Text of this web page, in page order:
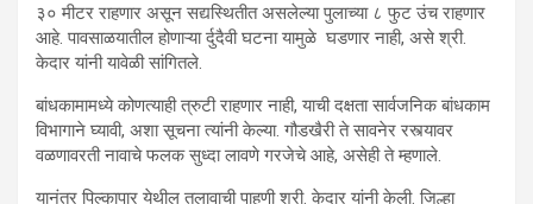
३० मीटर राहणार असून सद्यस्थितीत असलेल्या पुलाच्या ८ फुट उंच राहणार
आहे. पावसाळयातील होणाऱ्या र्दुदैवी घटना यामुळे घडणार नाही, असे श्री.
केदार यांनी यावेळी सांगितले.
बांधकामामध्ये कोणत्याही त्रुटी राहणार नाही, याची दक्षता सार्वजनिक बांधकाम
विभागाने घ्यावी, अशा सूचना त्यांनी केल्या. गौडखैरी ते सावनेर रस्त्यावर
वळणावरती नावाचे फलक सुध्दा लावणे गरजेचे आहे, असेही ते म्हणाले.
यानंतर पिल्कापार येथील तलावाची पाहणी श्री. केदार यांनी केली. जिल्हा